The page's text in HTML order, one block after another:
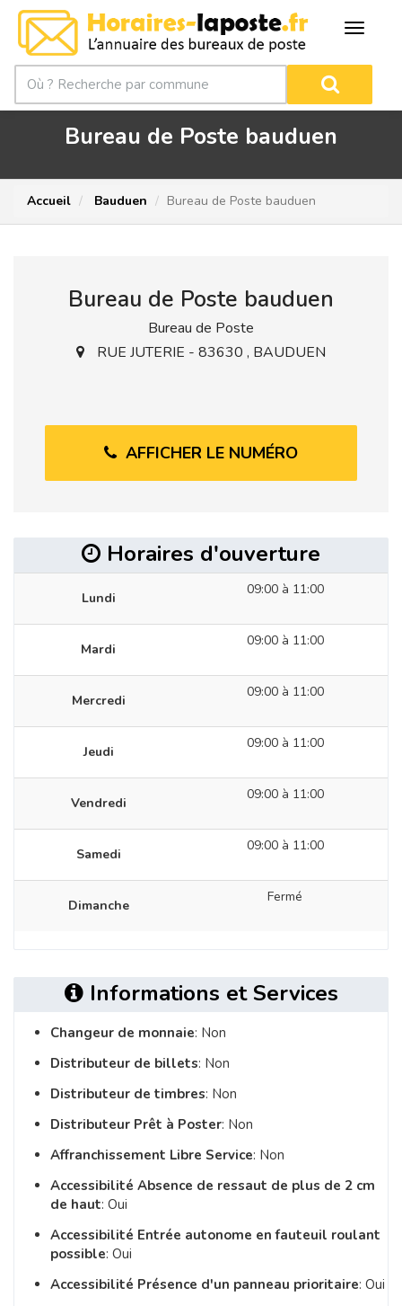
Bureau de Poste bauduen
Accueil Bauduen Bureau de Poste bauduen
Bureau de Poste bauduen
Bureau de Poste
RUE JUTERIE - 83630 , BAUDUEN
AFFICHER LE NUMÉRO
Horaires d'ouverture
Lundi
09:00 à 11:00
Mardi
09:00 à 11:00
Mercredi
09:00 à 11:00
Jeudi
09:00 à 11:00
Vendredi
09:00 à 11:00
Samedi
09:00 à 11:00
Dimanche
Fermé
Informations et Services
Changeur de monnaie: Non
Distributeur de billets: Non
Distributeur de timbres: Non
Distributeur Prêt à Poster: Non
Affranchissement Libre Service: Non
Accessibilité Absence de ressaut de plus de 2 cm
de haut: Oui
Accessibilité Entrée autonome en fauteuil roulant
possible: Oui
Accessibilité Présence d'un panneau prioritaire: Oui